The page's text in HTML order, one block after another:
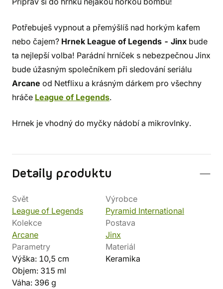
Potřebuješ vypnout a přemýšlíš nad horkým kafem
nebo čajem? Hrnek League of Legends - Jinx bude
ta nejlepší volba! Parádní hrníček s nebezpečnou Jinx
bude úžasným společníkem při sledování seriálu
Arcane od Netflixu a krásným dárkem pro všechny
hráče League of Legends.
Hrnek je vhodný do myčky nádobí a mikrovlnky.
Detaily produktu
Svět
League of Legends
Výrobce
Pyramid International
Kolekce
Arcane
Postava
Jinx
Parametry
Výška: 10,5 cm
Objem: 315 ml
Váha: 396 g
Materiál
Keramika